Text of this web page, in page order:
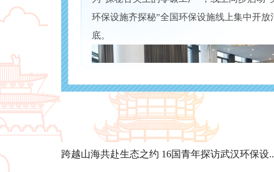
武汉市农业农村局发布了江豚视觉形象
江豚IP将深度嵌入城市公共空间与对外交往。
环保设施齐探秘”全国环保设施线上集中开放
底。
跨越山海共赴生态之约 16国青年探访武汉环保设